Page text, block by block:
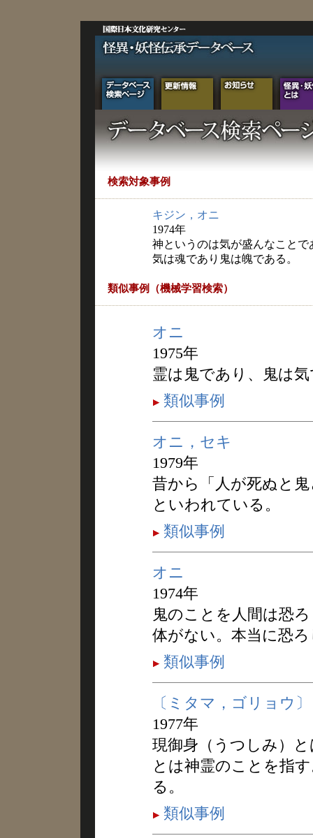
検索対象事例
キジン，オニ
1974年
神というのは気が盛んなこと
気は魂であり鬼は魄である。
類似事例（機械学習検索）
オニ
1975年
霊は鬼であり、鬼は
類似事例
オニ，セキ
1979年
昔から「人が死ぬと
といわれている。
類似事例
オニ
1974年
鬼のことを人間は恐
体がない。本当に恐
類似事例
〔ミタマ，ゴリョウ〕
1977年
現御身（うつしみ）
とは神霊のことを指
る。
類似事例